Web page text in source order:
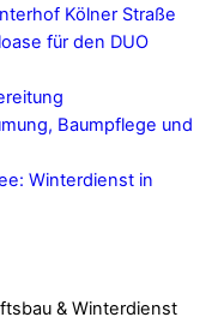
Kölner Straße
für den DUO
Baumpflege und
Winterdienst in